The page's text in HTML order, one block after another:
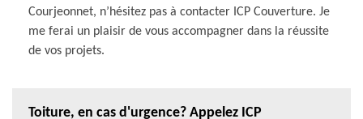
Courjeonnet, n’hésitez pas à contacter ICP Couverture. Je
me ferai un plaisir de vous accompagner dans la réussite
de vos projets.
Toiture, en cas d'urgence? Appelez ICP